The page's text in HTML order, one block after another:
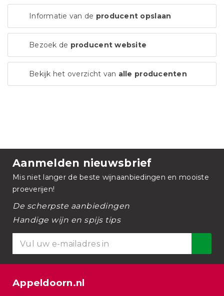
Informatie van de producent opslaan
Bezoek de producent website
Bekijk het overzicht van alle producenten
Aanmelden nieuwsbrief
Mis niet langer de beste wijnaanbiedingen en mooiste
proeverijen!
De scherpste aanbiedingen
Handige wijn en spijs tips
Appeldoorn.nl